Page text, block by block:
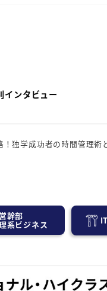
インタビュー
独学成功者の時間管理術
幹部
系ビジネス